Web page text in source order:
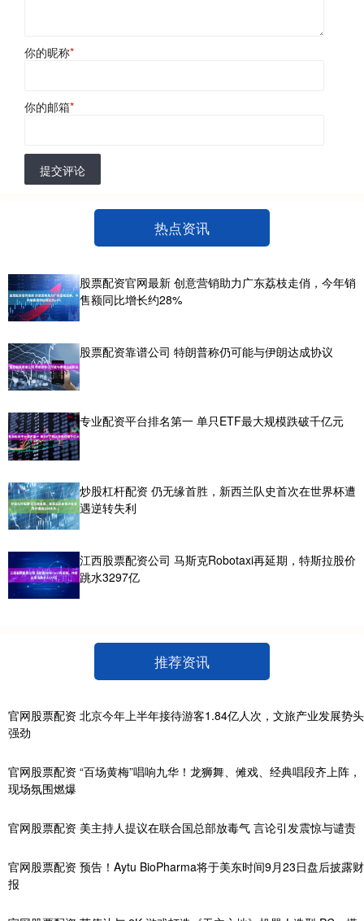
你的昵称*
你的邮箱*
提交评论
热点资讯
股票配资官网最新 创意营销助力广东荔枝走俏，今年销
售额同比增长约28%
股票配资靠谱公司 特朗普称仍可能与伊朗达成协议
专业配资平台排名第一 单只ETF最大规模跌破千亿元
炒股杠杆配资 仍无缘首胜，新西兰队史首次在世界杯遭
遇逆转失利
江西股票配资公司 马斯克Robotaxi再延期，特斯拉股价
跳水3297亿
推荐资讯
官网股票配资 北京今年上半年接待游客1.84亿人次，文旅产业发展势头
强劲
官网股票配资 “百场黄梅”唱响九华！龙狮舞、傩戏、经典唱段齐上阵，
现场氛围燃爆
官网股票配资 美主持人提议在联合国总部放毒气 言论引发震惊与谴责
官网股票配资 预告！Aytu BioPharma将于美东时间9月23日盘后披露财
报